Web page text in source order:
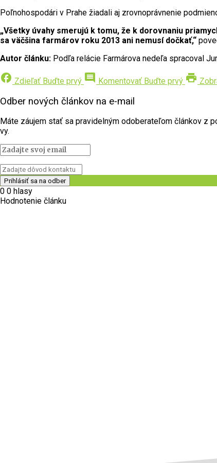
Poľnohospodári v Prahe žiadali aj zrovnoprávnenie
„Všetky úvahy smerujú k tomu, že k dorovnaniu
sa väčšina farmárov roku 2013 ani nemusí dočkať,“
Autor článku: Podľa relácie Farmárova nedeľa spracoval
facebook Zdieľať Buďte prvý comment Komentovať Buďte prvý print
Odber nových článkov na e-mail
Máte záujem stať sa pravidelným odoberateľom článkov z
vy.
0 0 hlasy
Hodnotenie článku